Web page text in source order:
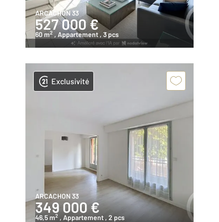
ARCACHON 33
527 000 €
60 m2 , Appartement , 3 pcs
Exclusivité
ARCACHON 33
349 000 €
46,5 m2 , Appartement , 2 pcs